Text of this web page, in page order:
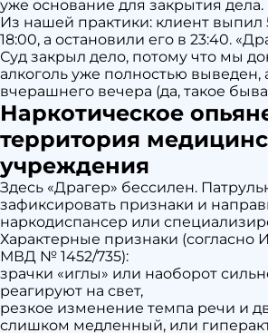
уже основание для закрытия дела.
Из нашей практики: клиент выпил
18:00, а остановили его в 23:40.
Суд закрыл дело, потому что мы
алкоголь уже полностью выведен,
вчерашнего вечера (да, такое
Наркотическое
территория
учреждения
Здесь «Драгер» бессилен.
зафиксировать признаки и
наркодиспансер или
Характерные признаки (согласно
МВД № 1452/735):
зрачки «иглы» или наоборот
реагируют на свет,
резкое изменение темпа речи и
слишком медленный, или